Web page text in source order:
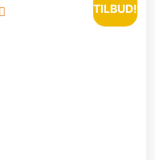
TILBUD!